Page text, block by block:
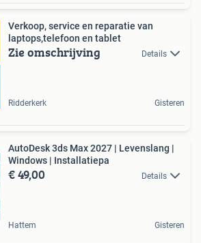
Verkoop, service en reparatie van
laptops,telefoon en tablet
Zie omschrijving Details
Ridderkerk Gisteren
AutoDesk 3ds Max 2027 | Levenslang |
Windows | Installatiepa
€ 49,00 Details
Hattem Gisteren